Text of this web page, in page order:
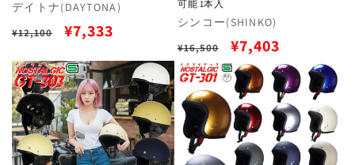
販
元:
デイトナ(DAYTONA)
通
価
格
¥12,100
セ
ル
価
格
¥7,333
可能 1本入
販
元:
シンコー(SHINKO)
通
常
価
格
¥16,500
セ
ー
ル
価
格
¥7,403